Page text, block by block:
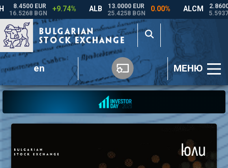
en МЕНЮ